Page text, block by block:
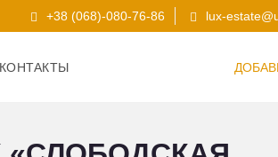
+38 (068)-080-76-86 lux-